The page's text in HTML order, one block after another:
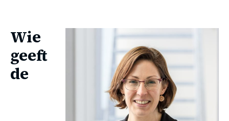
Wie
geeft
de